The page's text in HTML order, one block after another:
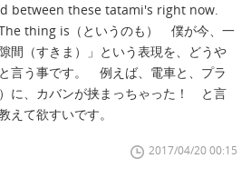
between these tatami's right now.
thing is（というのも） 僕が今、一
間（すきま）」という表現を、どうや
言う事です。 例えば、電車と、プラ
に、カバンが挟まっちゃった！ と言
えて欲すいです。
2017/04/20 00:15